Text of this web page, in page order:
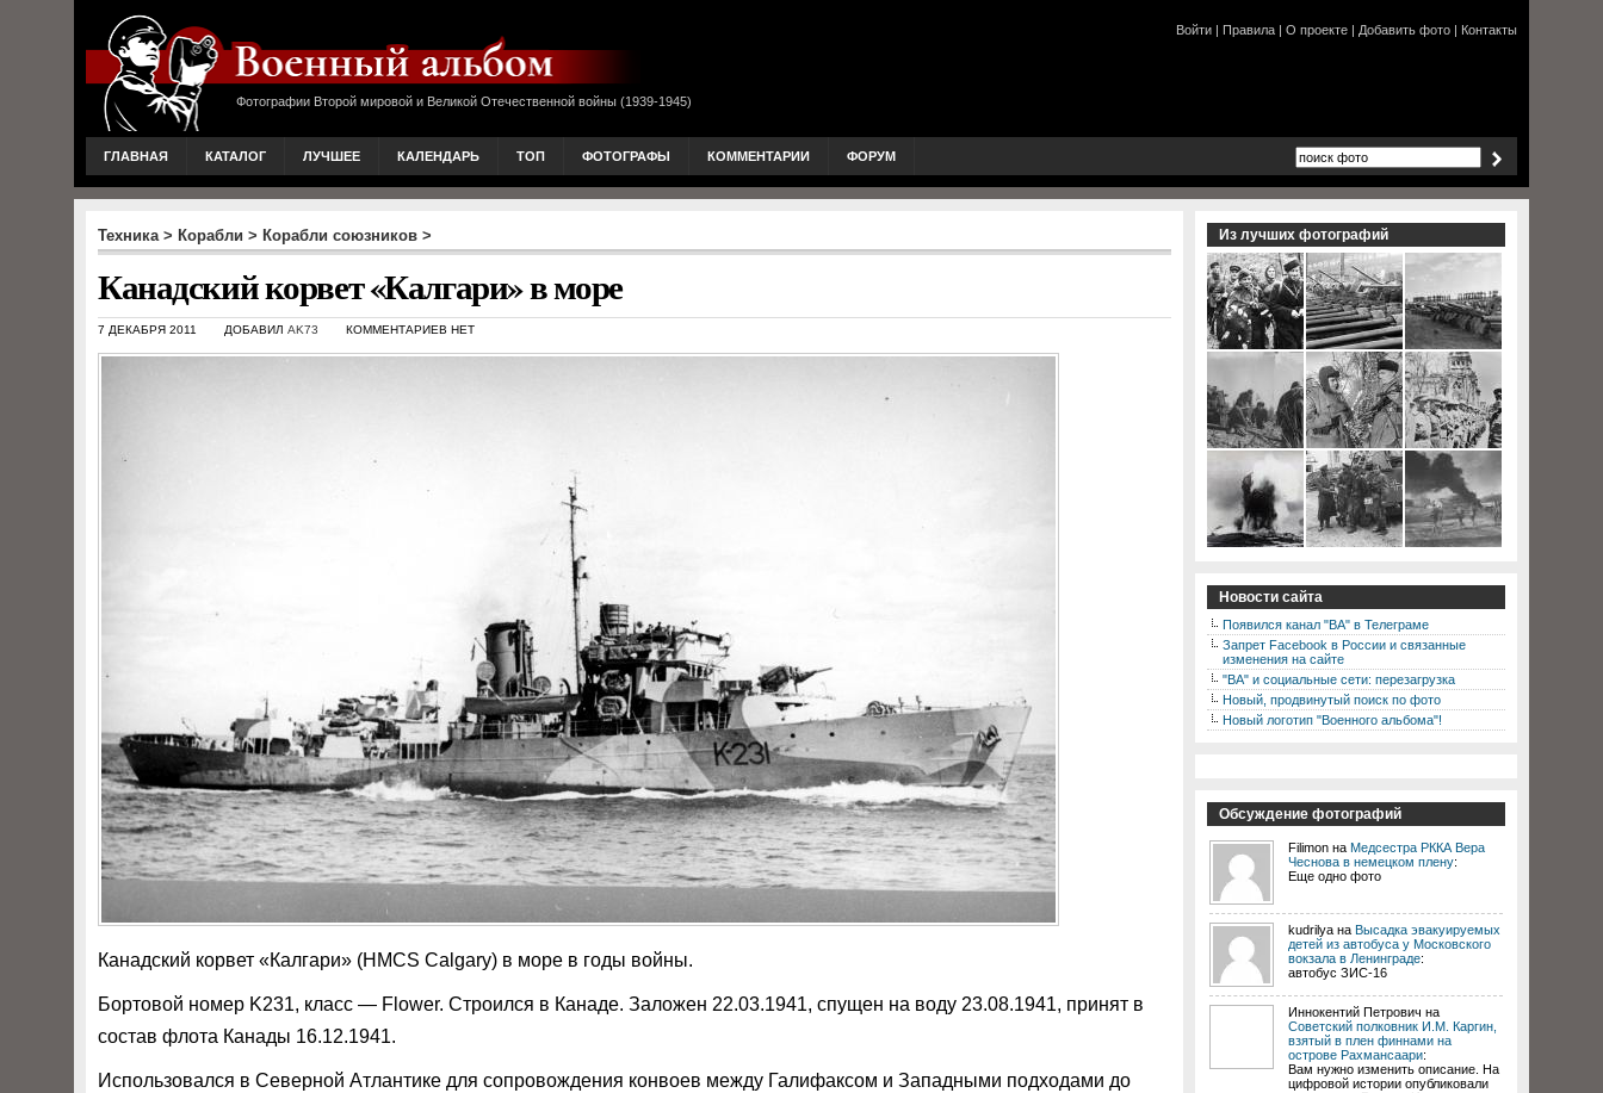
Фотографии Второй мировой и Великой Отечественной войны (1939-1945)
Войти | Правила | О проекте | Добавить фото | Контакты
ГЛАВНАЯ КАТАЛОГ ЛУЧШЕЕ КАЛЕНДАРЬ ТОП ФОТОГРАФЫ КОММЕНТАРИИ ФОРУМ
Техника> Корабли > Корабли союзников >
Канадский корвет «Калгари» в море
7 ДЕКАБРЯ 2011 ДОБАВИЛ AK73 КОММЕНТАРИЕВ НЕТ
Канадский корвет «Калгари» (HMCS Calgary) в море в годы войны.
Бортовой номер K231, класс — Flower. Строился в Канаде. Заложен 22.03.1941, спущен на воду 23.08.1941, принят в
состав флота Канады 16.12.1941.
Использовался в Северной Атлантике для сопровождения конвоев между Галифаксом и Западными подходами до
Из лучших фотографий
Новости сайта
Появился канал "ВА" в Телеграме
Запрет Facebook в России и связанные
изменения на сайте
"ВА" и социальные сети: перезагрузка
Новый, продвинутый поиск по фото
Новый логотип "Военного альбома"!
Обсуждение фотографий
Filimon на Медсестра РККА Вера
Чеснова в немецком плену:
Еще одно фото
kudrilya на Высадка эвакуируемых
детей из автобуса у Московского
вокзала в Ленинграде:
автобус ЗИС-16
Иннокентий Петрович на
Советский полковник И.М. Каргин,
взятый в плен финнами на
острове Рахмансаари:
Вам нужно изменить описание. На
цифровой истории опубликовали